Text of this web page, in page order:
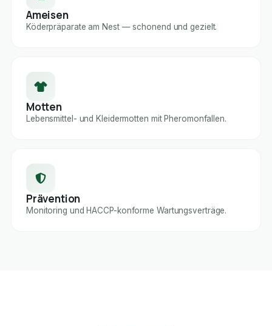
Ameisen
Köderpräparate am Nest — schonend und gezielt.
Motten
Lebensmittel- und Kleidermotten mit Pheromonfallen.
Prävention
Monitoring und HACCP-konforme Wartungsverträge.